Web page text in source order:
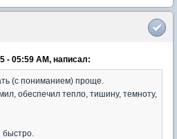
- 05:59 AM, написал:
(с пониманием) проще.
обеспечил тепло, тишину, темноту,